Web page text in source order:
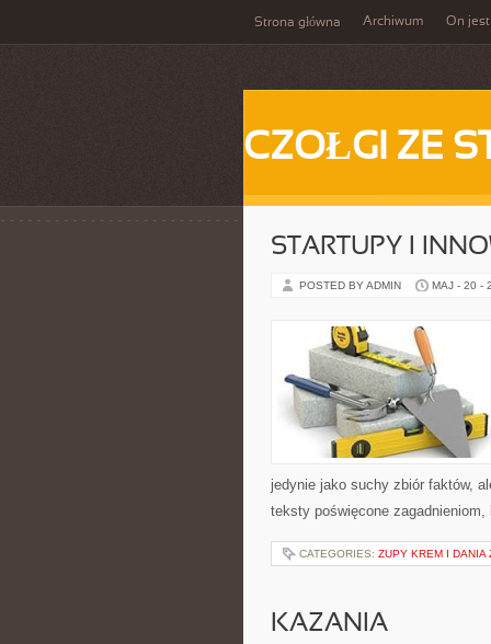
Strona główna Archiwum On
CZOŁGI ZE
STARTUPY I
POSTED BY ADMIN MAJ - 20 -
jedynie jako suchy zbiór faktów,
teksty poświęcone
CATEGORIES: ZUPY KREM I DANIA
KAZANIA